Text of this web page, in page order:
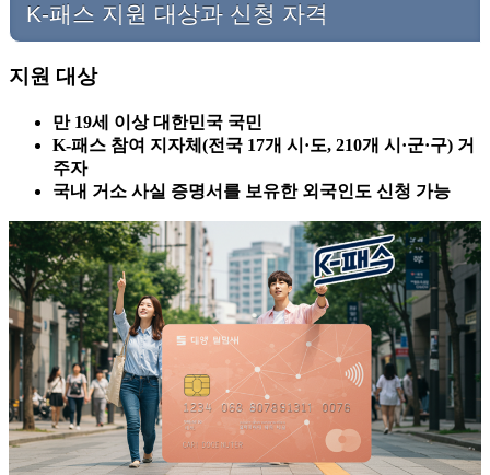
K-패스 지원 대상과 신청 자격
지원 대상
만 19세 이상 대한민국 국민
K-패스 참여 지자체(전국 17개 시·도, 210개 시·군·구) 거
주자
국내 거소 사실 증명서를 보유한 외국인도 신청 가능